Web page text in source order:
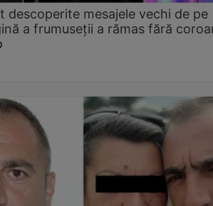
descoperite mesajele vechi de pe
a frumuseții a rămas fără